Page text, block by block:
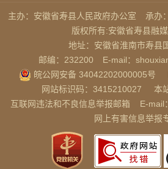
主办：安徽省寿县人民政府办公室
承办
版权所有:安徽省寿县融
地址：安徽省淮南市寿县
邮编：232200
E-mail：
皖公网安备 34042202000005号
网站标识码：3415210027
本
互联网违法和不良信息举报邮箱
E-mail
网上有害信息举报